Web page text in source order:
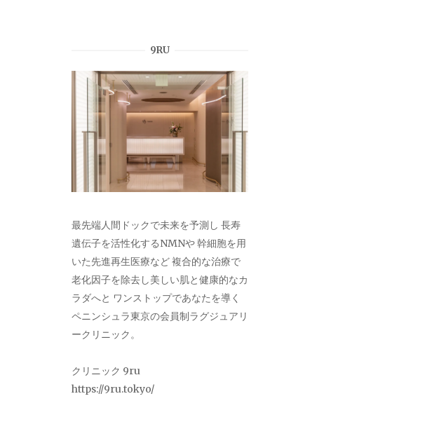
9RU
最先端人間ドックで未来を予測し 長寿
遺伝子を活性化するNMNや 幹細胞を用
いた先進再生医療など 複合的な治療で
老化因子を除去し美しい肌と健康的なカ
ラダへと ワンストップであなたを導く
ペニンシュラ東京の会員制ラグジュアリ
ークリニック。
クリニック 9ru
https://9ru.tokyo/